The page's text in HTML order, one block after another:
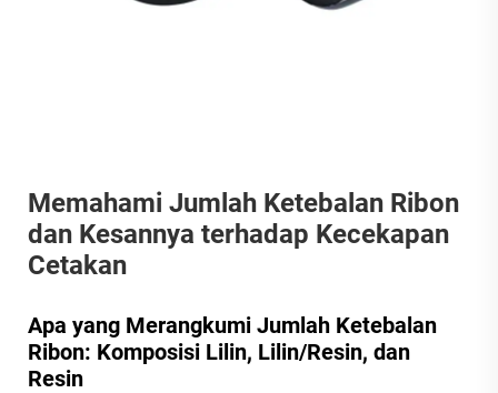
Memahami Jumlah Ketebalan Ribon
dan Kesannya terhadap Kecekapan
Cetakan
Apa yang Merangkumi Jumlah Ketebalan
Ribon: Komposisi Lilin, Lilin/Resin, dan
Resin